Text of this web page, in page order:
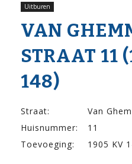
Uitburen
VAN
STRAAT 11
148)
Straat:
Van
Huisnummer:
11
Toevoeging:
1905 KV